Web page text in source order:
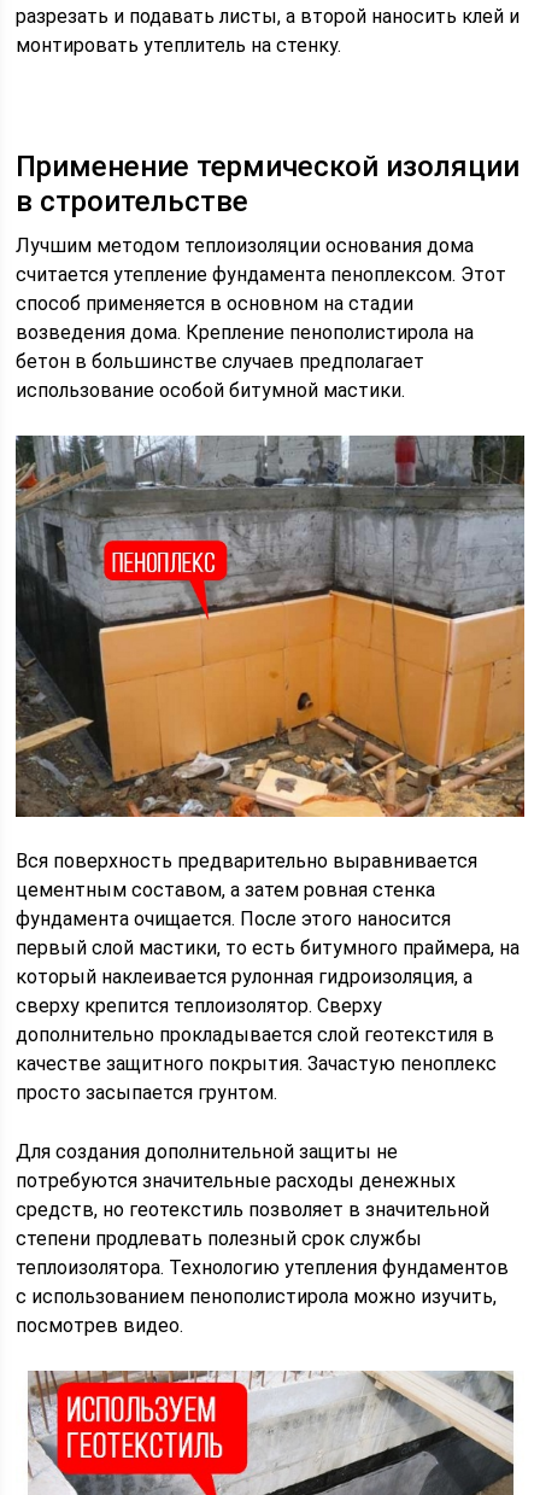
разрезать и подавать листы, а второй наносить клей и
монтировать утеплитель на стенку.
Применение термической изоляции
в строительстве
Лучшим методом теплоизоляции основания дома
считается утепление фундамента пеноплексом. Этот
способ применяется в основном на стадии
возведения дома. Крепление пенополистирола на
бетон в большинстве случаев предполагает
использование особой битумной мастики.
Вся поверхность предварительно выравнивается
цементным составом, а затем ровная стенка
фундамента очищается. После этого наносится
первый слой мастики, то есть битумного праймера, на
который наклеивается рулонная гидроизоляция, а
сверху крепится теплоизолятор. Сверху
дополнительно прокладывается слой геотекстиля в
качестве защитного покрытия. Зачастую пеноплекс
просто засыпается грунтом.
Для создания дополнительной защиты не
потребуются значительные расходы денежных
средств, но геотекстиль позволяет в значительной
степени продлевать полезный срок службы
теплоизолятора. Технологию утепления фундаментов
с использованием пенополистирола можно изучить,
посмотрев видео.